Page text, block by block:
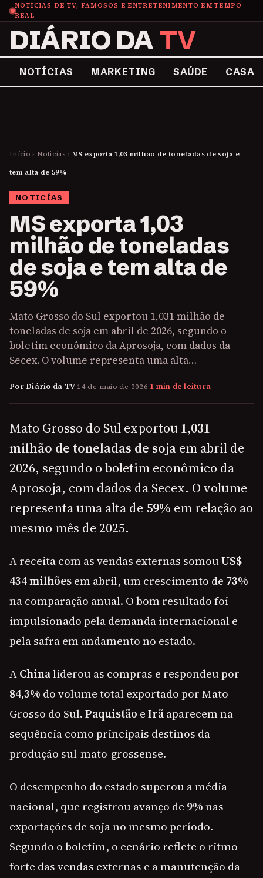
NOTÍCIAS DE TV, FAMOSOS E ENTRETENIMENTO EM TEMPO
REAL
DIÁRIO DATV
NOTÍCIAS MARKETING SAÚDE CASA
Início › Noticías › MS exporta 1,03 milhão de toneladas de soja e
tem alta de 59%
NOTICÍAS
MS exporta 1,03
milhão de toneladas
de soja e tem alta de
59%
Mato Grosso do Sul exportou 1,031 milhão de
toneladas de soja em abril de 2026, segundo o
boletim econômico da Aprosoja, com dados da
Secex. O volume representa uma alta…
Por Diário da TV·14 de maio de 2026·1 min de leitura
Mato Grosso do Sul exportou 1,031
milhão de toneladas de soja em abril de
2026, segundo o boletim econômico da
Aprosoja, com dados da Secex. O volume
representa uma alta de 59% em relação ao
mesmo mês de 2025.
A receita com as vendas externas somouUS$
434 milhõesem abril, um crescimento de 73%
na comparação anual. O bom resultado foi
impulsionado pela demanda internacional e
pela safra em andamento no estado.
AChinaliderou as compras e respondeu por
84,3% do volume total exportado por Mato
Grosso do Sul.Paquistão eIrãaparecem na
sequência como principais destinos da
produção sul-mato-grossense.
O desempenho do estado superou a média
nacional, que registrou avanço de 9%nas
exportações de soja no mesmo período.
Segundo o boletim, o cenário reflete o ritmo
forte das vendas externas e a manutenção da